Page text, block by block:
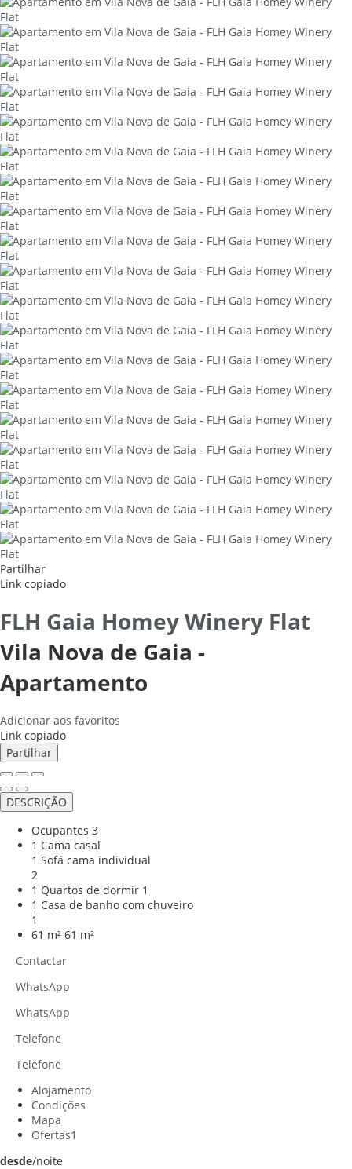
Partilhar
Link copiado
FLH Gaia Homey Winery Flat
Vila Nova de Gaia -
Apartamento
Adicionar aos favoritos
Link copiado
Partilhar
DESCRIÇÃO
Ocupantes 3
1 Cama casal
1 Sofá cama individual
2
1 Quartos de dormir 1
1 Casa de banho com chuveiro
1
61 m² 61 m²
Contactar
WhatsApp
WhatsApp
Telefone
Telefone
Alojamento
Condições
Mapa
Ofertas1
desde/noite